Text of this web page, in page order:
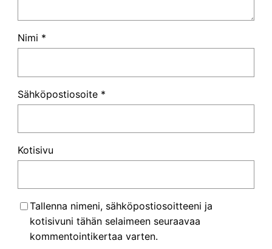
Nimi *
Sähköpostiosoite *
Kotisivu
Tallenna nimeni, sähköpostiosoitteeni ja
kotisivuni tähän selaimeen seuraavaa
kommentointikertaa varten.